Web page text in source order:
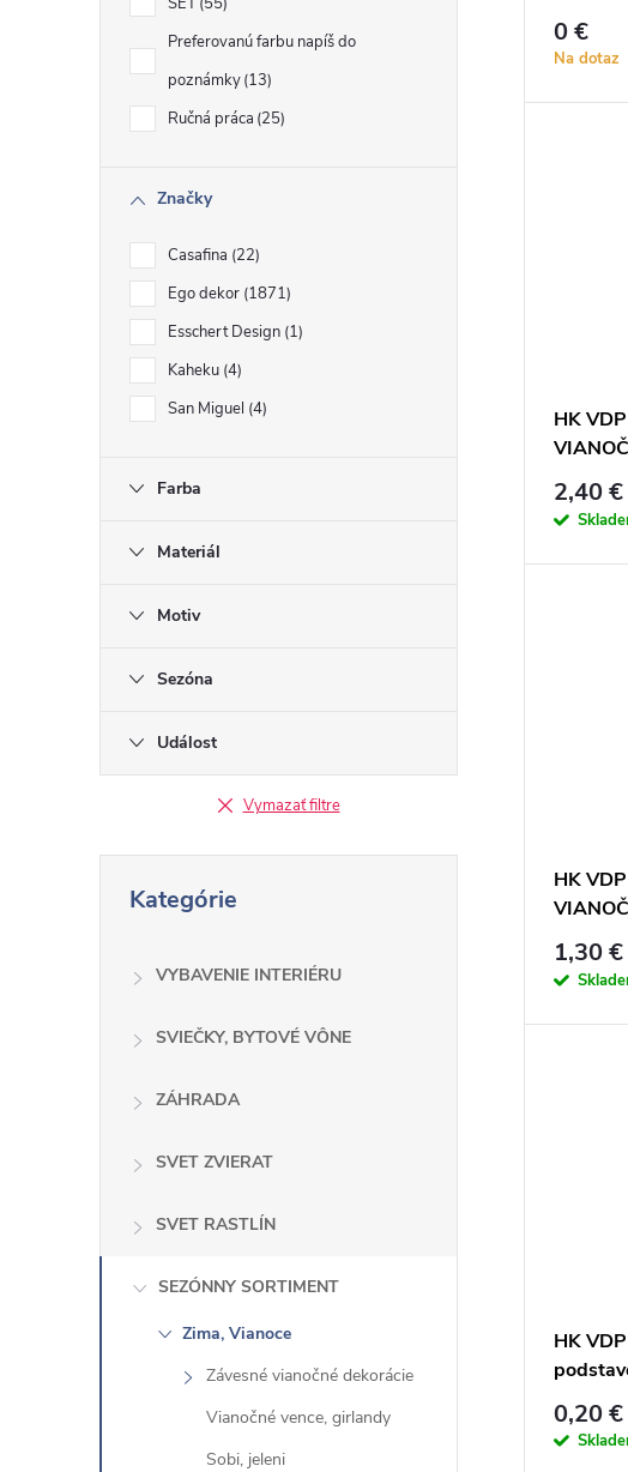
Preferovanú farbu napíš do
poznámky 13
Ručná práca 25
Značky
Casafina 22
Ego dekor 1871
Esschert Design 1
Kaheku 4
San Miguel 4
Farba
Materiál
Motiv
Sezóna
Událost
Vymazať filtre
Kategórie
VYBAVENIE INTERIÉRU
SVIEČKY, BYTOVÉ VÔNE
ZÁHRADA
SVET ZVIERAT
SVET RASTLÍN
SEZÓNNY SORTIMENT
Zima, Vianoce
Závesné vianočné dekorácie
Vianočné vence, girlandy
Sobi, jeleni
d
o
0 €
Na dotaz
HK
biela,
2,40 €
HK
1,30 €
HK
0,20 €